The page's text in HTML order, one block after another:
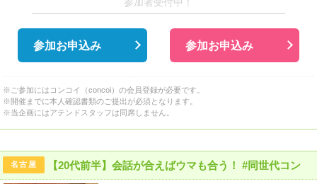
参加者受付中！
参加お申込み 参加お申込み
※ご参加にはコンコイ（concoi）の会員登録が必要です。
※開催までに本人確認書類のご提出が必須となります。
※当企画にはアテンドスタッフは同席しません。
名古屋 【20代前半】会話が合えばウマも合う！ #同世代コン